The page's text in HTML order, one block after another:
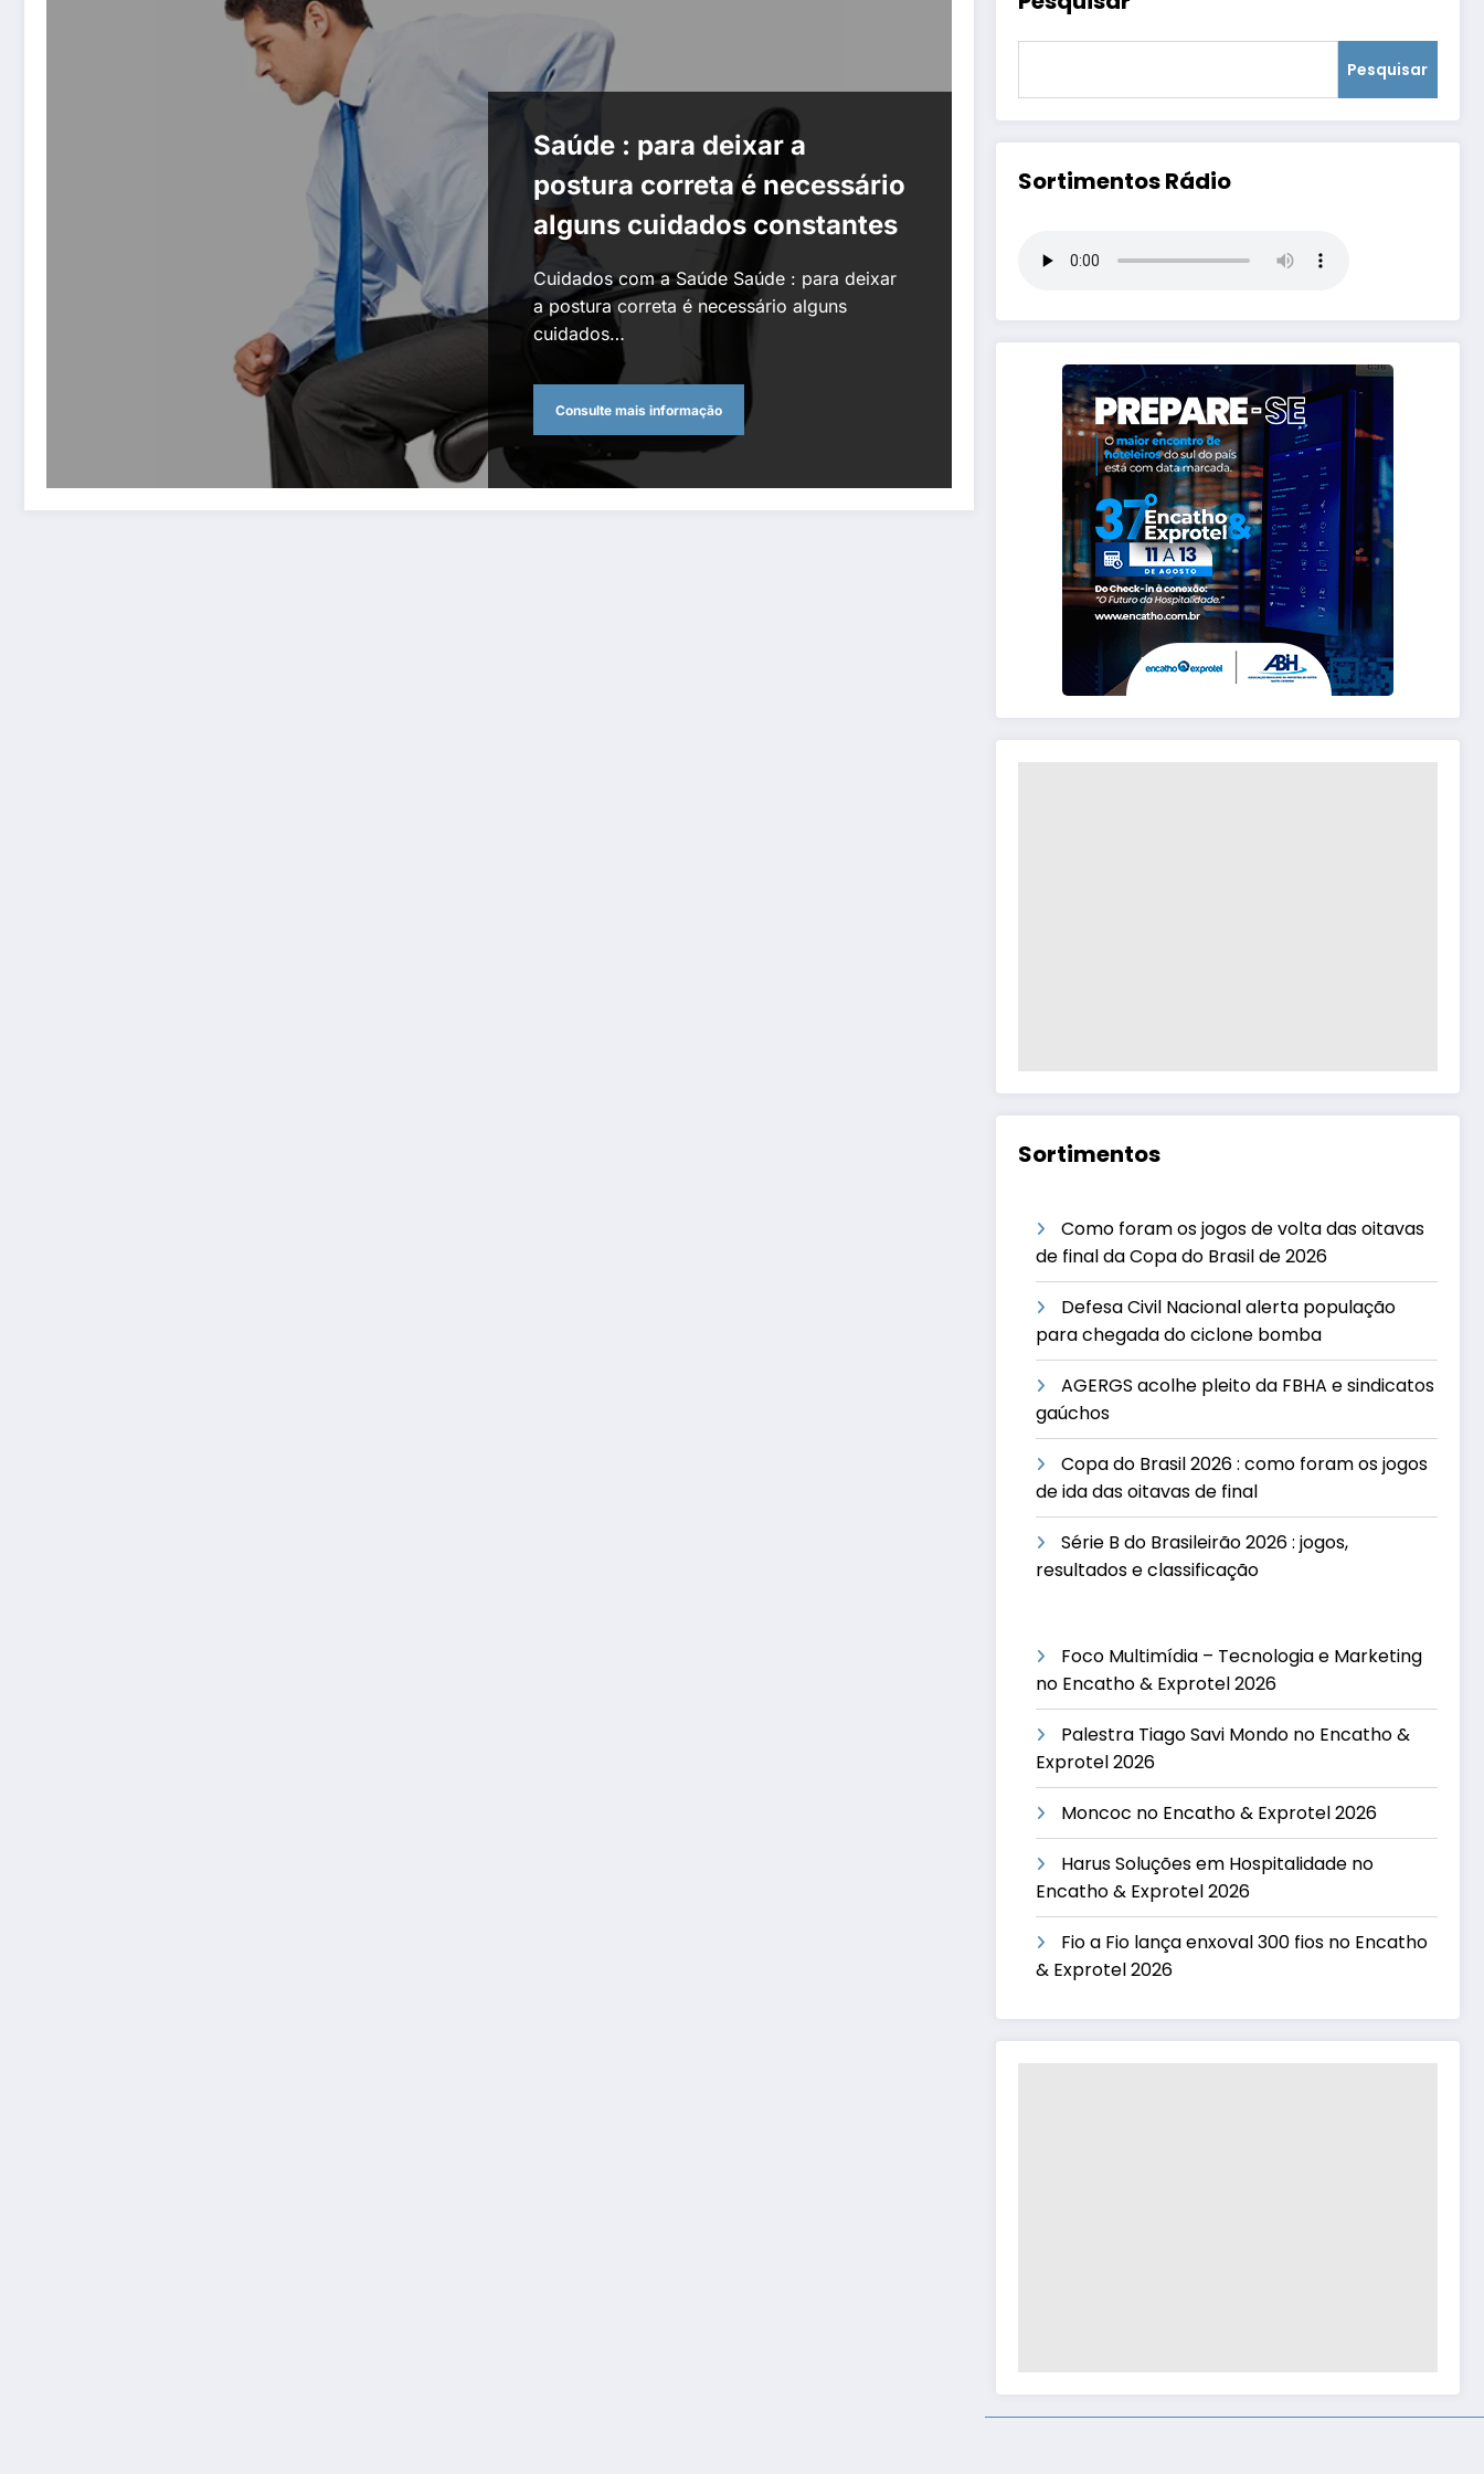
Saúde : para deixar a
postura correta é necessário
alguns cuidados constantes
Cuidados com a Saúde Saúde : para deixar
a postura correta é necessário alguns
cuidados…
Consulte mais informação
Pesquisar
Sortimentos Rádio
Sortimentos
Como foram os jogos de volta das oitavas
de final da Copa do Brasil de 2026
Defesa Civil Nacional alerta população
para chegada do ciclone bomba
AGERGS acolhe pleito da FBHA e sindicatos
gaúchos
Copa do Brasil 2026 : como foram os jogos
de ida das oitavas de final
Série B do Brasileirão 2026 : jogos,
resultados e classificação
Foco Multimídia – Tecnologia e Marketing
no Encatho & Exprotel 2026
Palestra Tiago Savi Mondo no Encatho &
Exprotel 2026
Moncoc no Encatho & Exprotel 2026
Harus Soluções em Hospitalidade no
Encatho & Exprotel 2026
Fio a Fio lança enxoval 300 fios no Encatho
& Exprotel 2026